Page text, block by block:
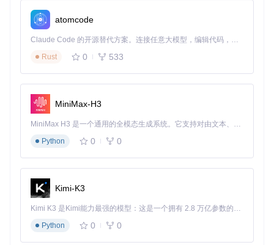
实践指南：构建个性化知识处理流程
基础操作三阶法
掌握智能解析功能的核心在于建立"精准选择-参数优化-结果应
知识关联分析。
在参数配置环节，用户可根据内容类型和个人需求调整解析深
识点并构建概念图谱；而资讯类内容则可选择"快速摘要"模
容片段。
结果应用是发挥智能解析价值的关键一步。系统提供三种输出
形式：时间戳大纲适合回顾特定内容；结构化笔记可直接用于
根据学习目标选择合适的输出格式，并养成定期回顾的习惯。
atomcode
Claude Code 的开源替代方案。连接任意大模型，编辑代码，运行命令，自动验证 — 全自动执行。用 Rust 构建，极致性能。 ｜ An open-source alternative to Claude Code. Connect any LLM, edit code, run commands, and verify changes — autonomously. Built in Rust for speed. Get Started
Rust
0 533
MiniMax-H3
MiniMax H3 是一个通用的全模态生成系统。它支持对由文本、图像、视频和音频组成的多模态上下文进行统一理解，并能生成分辨率高达 2K、时长可达 15 秒的带原生立体声音频的视频。得益于面向任务泛化的系统设计，H3 在预训练阶段就已具备广泛的多模态上下文理解与生成能力，能够出色地执行复杂的多模态指令。
Python
0 0
Kimi-K3
Kimi K3 是Kimi能力最强的模型：这是一个拥有 2.8 万亿参数的混合专家（MoE）模型，具备原生视觉理解能力，并支持 100 万 token 的上下文窗口。
Python
0 0